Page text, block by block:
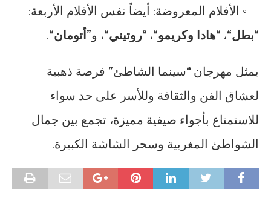
◦ الأفلام المعروضة: أيضاً نفس الأفلام الأربعة:
“بطل“، “هادا وكريمو“، “روتيني“، و”أتومان“.
يمثل مهرجان “سينما الشاطئ” فرصة ذهبية
لعشاق الفن والثقافة وللأسر على حد سواء
للاستمتاع بأجواء صيفية مميزة، تجمع بين جمال
الشواطئ المغربية وسحر الشاشة الكبيرة.